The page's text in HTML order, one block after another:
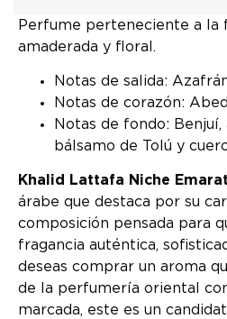
Perfume perteneciente a la
amaderada y floral.
Notas de salida:
Notas de corazón:
Notas de fondo:
bálsamo de Tolú y
Khalid Lattafa Niche
árabe que destaca por su
composición pensada para
fragancia auténtica,
deseas comprar un aroma
de la perfumería oriental
marcada, este es un